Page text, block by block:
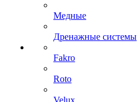
Медные
Дренажные системы
Fakro
Roto
Velux